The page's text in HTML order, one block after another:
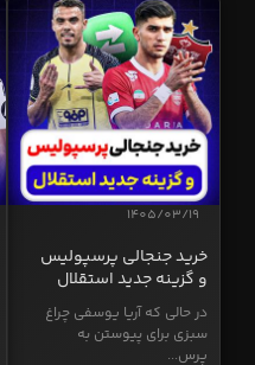
1405/03/19
خرید جنجالی پرسپولیس
و گزینه جدید استقلال
در حالی که آریا یوسفی چراغ
سبزی برای پیوستن به
پرس...